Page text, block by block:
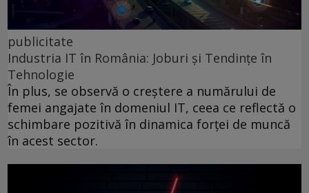
publicitate
Industria IT în România: Joburi și Tendințe în
Tehnologie
În plus, se observă o creștere a numărului de
femei angajate în domeniul IT, ceea ce reflectă o
schimbare pozitivă în dinamica forței de muncă
în acest sector.